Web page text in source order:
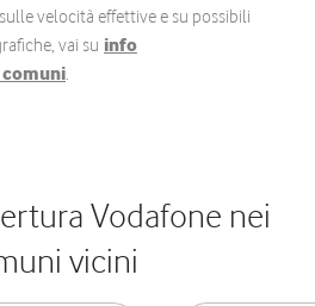
velocità effettive e su possibili
vai su info
.
Vodafone nei
vicini